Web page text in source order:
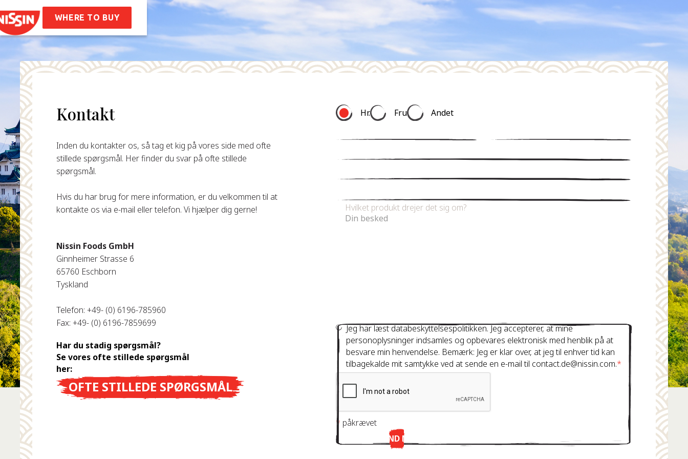
WHERE TO BUY
Os
Virksomheds Værdier
SpørgsmålKontakt
Inden du kontakter os, så tag et kig på vores side med ofte
stillede spørgsmål. Her finder du svar på ofte stillede
spørgsmål.
Hvis du har brug for mere information, er du velkommen til at
kontakte os via e-mail eller telefon. Vi hjælper dig gerne!
Nissin Foods GmbH
Ginnheimer Strasse 6
65760 Eschborn
Tyskland
Telefon: +49- (0) 6196-785960
Fax: +49- (0) 6196-7859699
Har du stadig spørgsmål?
Se vores ofte stillede spørgsmål
her:
OFTE STILLEDE SPØRGSMÅL
Hr. Fru Andet
Hvilket produkt drejer det sig om?
Jeg har læst databeskyttelsespolitikken. Jeg accepterer, at mine
personoplysninger indsamles og opbevares elektronisk med henblik på at
besvare min henvendelse. Bemærk: Jeg er klar over, at jeg til enhver tid kan
tilbagekalde mit samtykke ved at sende en e-mail til contact.de@nissin.com.*
* påkrævet
SEND NU